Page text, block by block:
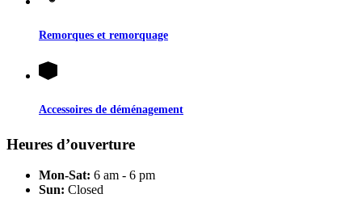
Remorques et remorquage
Accessoires de déménagement
Heures d’ouverture
Mon-Sat: 6 am - 6 pm
Sun: Closed